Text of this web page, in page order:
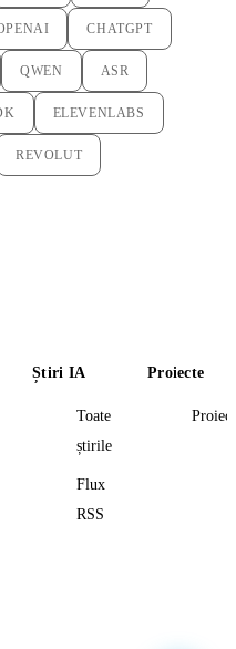
CHATGPT
QWEN ASR
ELEVENLABS
REVOLUT
Știri IA
Toate
știrile
Flux
RSS
Proiecte